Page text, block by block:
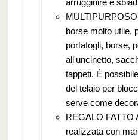
arrugginire e
borse molto utile,
portafogli, borse,
all'uncinetto,
tappeti. È
del telaio per
serve come
REGALO FATTO
realizzata con